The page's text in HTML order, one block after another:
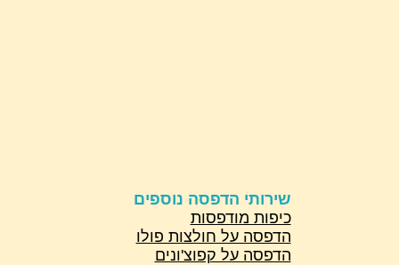
שירותי הדפסה נוספים
כיפות מודפסות
הדפסה על חולצות פולו
הדפסה על קפוצ'ונים